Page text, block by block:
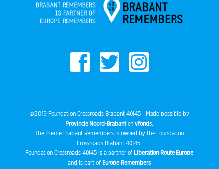
©2019 Foundation Crossroads Brabant 40|45 - Made possible by
Provincie Noord-Brabantenvfonds
The theme Brabant Remembers is owned by the Foundation
Crossroads Brabant 40|45.
Foundation Crossroads 40|45 is a partner of Liberation Route Europe
and is part of Europe Remembers